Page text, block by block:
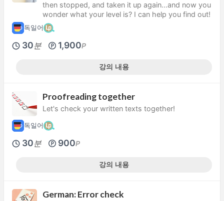
then stopped, and taken it up again...and now you
wonder what your level is? I can help you find out!
독일어
30분 1,900P
강의 내용
Proofreading together
Let's check your written texts together!
독일어
30분 900P
강의 내용
German: Error check